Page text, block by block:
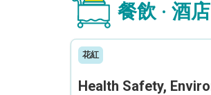
餐飲 · 酒店
花紅